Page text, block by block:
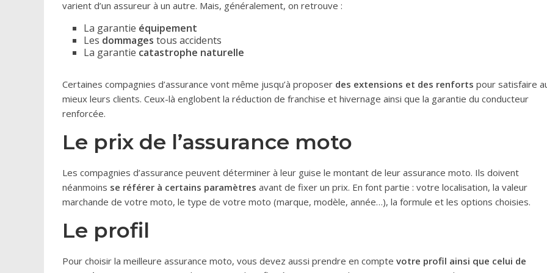
varient d’un assureur à un autre. Mais, généralement, on retrouve :
La garantie équipement
Les dommages tous accidents
La garantie catastrophe naturelle
Certaines compagnies d’assurance vont même jusqu’à proposer des extensions et des renforts pour satisfaire
mieux leurs clients. Ceux-là englobent la réduction de franchise et hivernage ainsi que la garantie du conducteur
renforcée.
Le prix de l’assurance moto
Les compagnies d’assurance peuvent déterminer à leur guise le montant de leur assurance moto. Ils doivent
néanmoins se référer à certains paramètres avant de fixer un prix. En font partie : votre localisation, la valeur
marchande de votre moto, le type de votre moto (marque, modèle, année…), la formule et les options choisies.
Le profil
Pour choisir la meilleure assurance moto, vous devez aussi prendre en compte votre profil ainsi que celui de